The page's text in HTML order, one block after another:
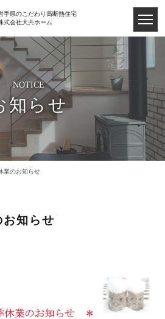
手県のこだわり高断熱住宅
式会社大共ホーム
知らせ
NOTICE
業のお知らせ
知らせ